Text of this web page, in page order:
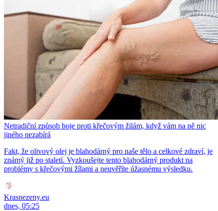
Netradiční způsob boje proti křečovým žilám, když vám na ně nic
jiného nezabírá
Fakt, že olivový olej je blahodárný pro naše tělo a celkové zdraví, je
známý již po staletí. Vyzkoušejte tento blahodárný produkt na
problémy s křečovými žílami a neuvěříte úžasnému výsledku.
Krasnezeny.eu
dnes, 05:25